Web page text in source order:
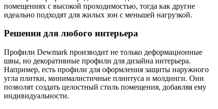
помещениях с высокой проходимостью, тогда как другие
идеально подходят для жилых зон с меньшей нагрузкой.
Решения для любого интерьера
Профили Dewmark производит не только деформационные
швы, но декоративные профили для дизайна интерьера.
Например, есть профили для оформления защиты наружного
угла плитки, минималистичные плинтуса и молдинги. Они
позволят создать целостный стиль помещения, добавляя ему
индивидуальности.